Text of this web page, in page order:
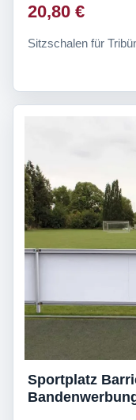
20,80 €
Sitzschalen für
Sportplatz